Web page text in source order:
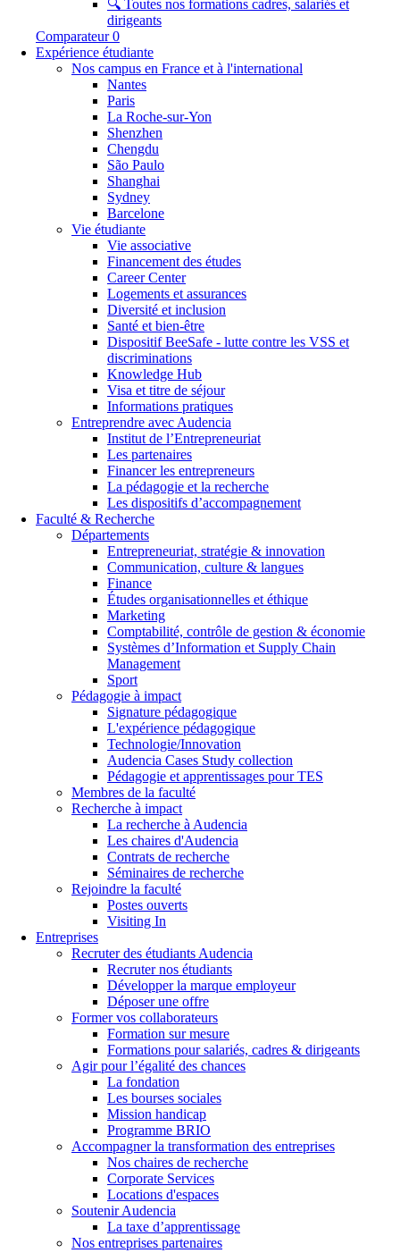
🔍 Toutes nos formations cadres, salariés et
dirigeants
Comparateur 0
Expérience étudiante
Nos campus en France et à l'international
Nantes
Paris
La Roche-sur-Yon
Shenzhen
Chengdu
São Paulo
Shanghai
Sydney
Barcelone
Vie étudiante
Vie associative
Financement des études
Career Center
Logements et assurances
Diversité et inclusion
Santé et bien-être
Dispositif BeeSafe - lutte contre les VSS et
discriminations
Knowledge Hub
Visa et titre de séjour
Informations pratiques
Entreprendre avec Audencia
Institut de l’Entrepreneuriat
Les partenaires
Financer les entrepreneurs
La pédagogie et la recherche
Les dispositifs d’accompagnement
Faculté & Recherche
Départements
Entrepreneuriat, stratégie & innovation
Communication, culture & langues
Finance
Études organisationnelles et éthique
Marketing
Comptabilité, contrôle de gestion & économie
Systèmes d’Information et Supply Chain
Management
Sport
Pédagogie à impact
Signature pédagogique
L'expérience pédagogique
Technologie/Innovation
Audencia Cases Study collection
Pédagogie et apprentissages pour TES
Membres de la faculté
Recherche à impact
La recherche à Audencia
Les chaires d'Audencia
Contrats de recherche
Séminaires de recherche
Rejoindre la faculté
Postes ouverts
Visiting In
Entreprises
Recruter des étudiants Audencia
Recruter nos étudiants
Développer la marque employeur
Déposer une offre
Former vos collaborateurs
Formation sur mesure
Formations pour salariés, cadres & dirigeants
Agir pour l’égalité des chances
La fondation
Les bourses sociales
Mission handicap
Programme BRIO
Accompagner la transformation des entreprises
Nos chaires de recherche
Corporate Services
Locations d'espaces
Soutenir Audencia
La taxe d’apprentissage
Nos entreprises partenaires